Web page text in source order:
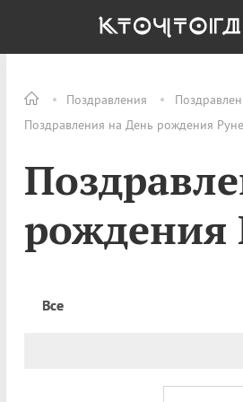
Поздравления
Поздравления на День рождения
рождения
Все
ОБЩЕСТВО